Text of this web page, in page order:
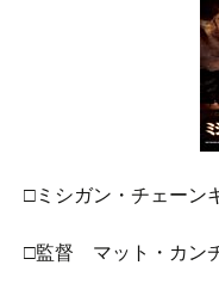
□ミシガン・チェーン
□監督 マット・カン